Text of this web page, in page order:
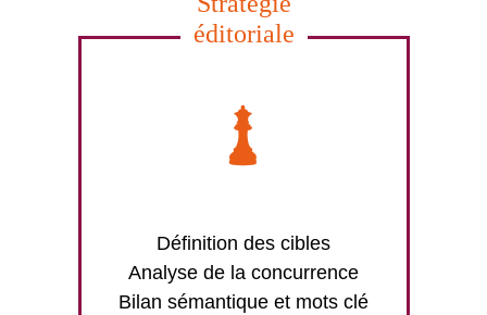
éditoriale
Définition des cibles
Analyse de la concurrence
Bilan sémantique et mots clé